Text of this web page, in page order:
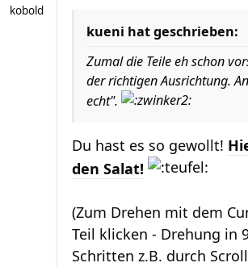
kobold
kueni hat geschrieben:
Zumal die Teile eh schon
der richtigen Ausrichtung.
echt".
Du hast es so gewollt!
den Salat!
(Zum Drehen mit dem
Teil klicken - Drehung in
Schritten z.B. durch